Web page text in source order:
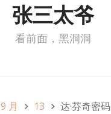
张三太爷
看前面，黑洞洞
9 月 13 达·芬奇密码